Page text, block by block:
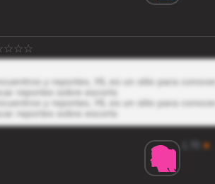
y reportes, HL es un sitio para conocer,
reportes sobre escorts
y reportes, HL es un sitio para conocer,
reportes sobre escorts
★